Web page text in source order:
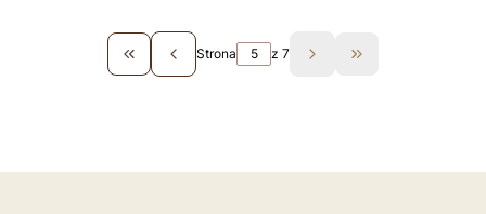
Wróć do pierwszej strony z produktami
Strona z 7 Przejdź do